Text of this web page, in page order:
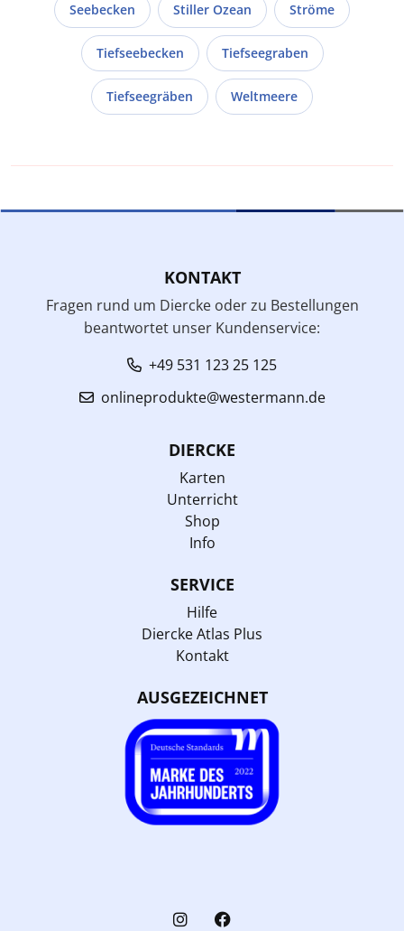
Seebecken Stiller Ozean Ströme
Tiefseebecken Tiefseegraben
Tiefseegräben Weltmeere
KONTAKT
Fragen rund um Diercke oder zu Bestellungen
beantwortet unser Kundenservice:
+49 531 123 25 125
onlineprodukte@westermann.de
DIERCKE
Karten
Unterricht
Shop
Info
SERVICE
Hilfe
Diercke Atlas Plus
Kontakt
AUSGEZEICHNET